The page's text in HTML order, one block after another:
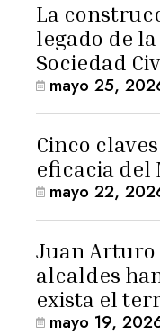
La
legado de
Sociedad
mayo 25,
Cinco
eficacia del
mayo 22,
Juan Arturo
alcaldes
exista el
mayo 19,